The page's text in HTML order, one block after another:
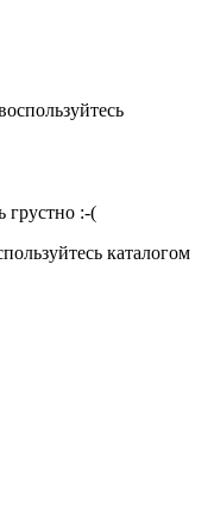
грустно :-(
каталогом